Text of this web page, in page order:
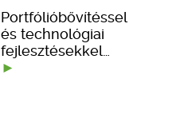
Portfólióbővítéssel
és technológiai
fejlesztésekkel…